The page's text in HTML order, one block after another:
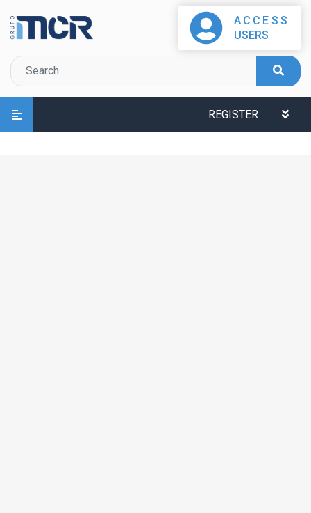
ACCESS
USERS
REGISTER